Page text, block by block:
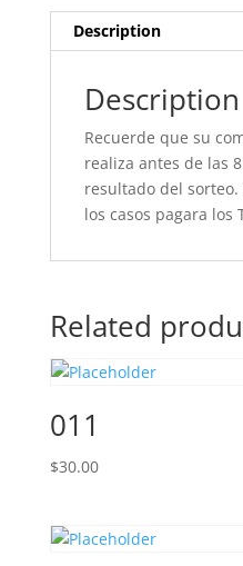
Description
Description
Recuerde que su
realiza antes de las
resultado del sorteo.
los casos pagara los
Related
011
$30.00